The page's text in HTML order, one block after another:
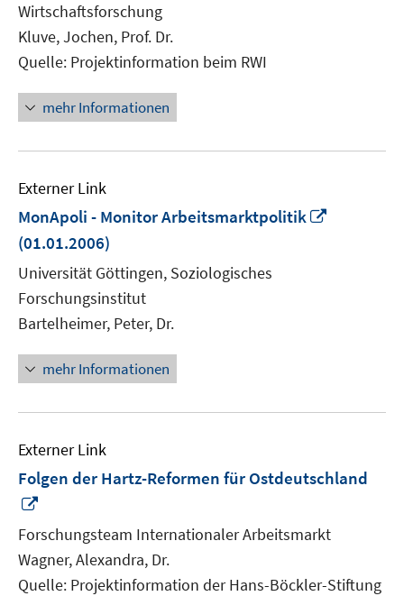
Wirtschaftsforschung
Kluve, Jochen, Prof. Dr.
Quelle: Projektinformation beim RWI
mehr Informationen
Externer Link
MonApoli - Monitor Arbeitsmarktpolitik
(01.01.2006)
Universität Göttingen, Soziologisches
Forschungsinstitut
Bartelheimer, Peter, Dr.
mehr Informationen
Externer Link
Folgen der Hartz-Reformen für Ostdeutschland
neuem
Fenster
öffnen
Forschungsteam Internationaler Arbeitsmarkt
Wagner, Alexandra, Dr.
Quelle: Projektinformation der Hans-Böckler-Stiftung